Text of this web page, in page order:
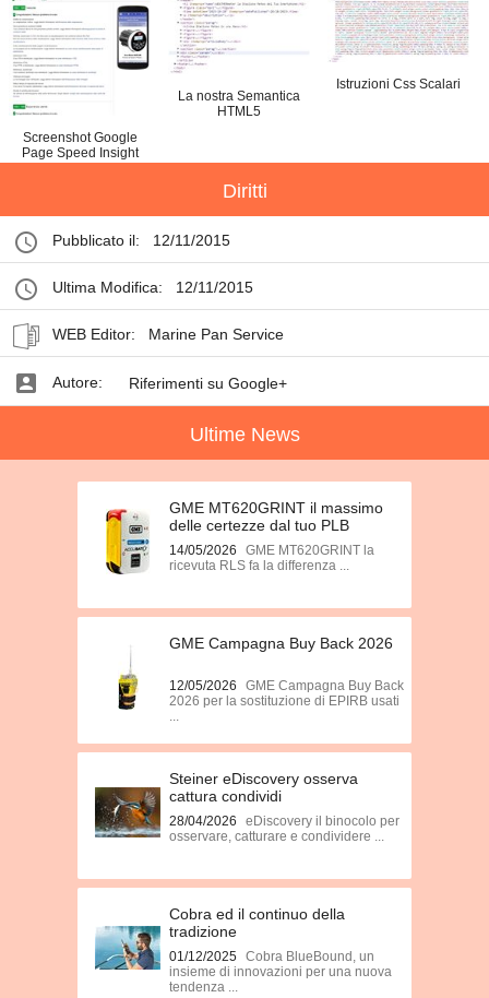
Screenshot Google
Page Speed Insight
La nostra Semantica
HTML5
Istruzioni Css Scalari
Diritti
Pubblicato il: 12/11/2015
Ultima Modifica: 12/11/2015
WEB Editor: Marine Pan Service
Autore: Riferimenti su Google+
Ultime News
GME MT620GRINT il massimo
delle certezze dal tuo PLB
14/05/2026
GME MT620GRINT la
ricevuta RLS fa la differenza ...
GME Campagna Buy Back 2026
12/05/2026
GME Campagna Buy Back
2026 per la sostituzione di EPIRB usati
Steiner eDiscovery osserva
cattura condividi
28/04/2026
eDiscovery il binocolo per
osservare, catturare e condividere ...
Cobra ed il continuo della
tradizione
01/12/2025 Cobra BlueBound, un
insieme di innovazioni per una nuova
tendenza ...